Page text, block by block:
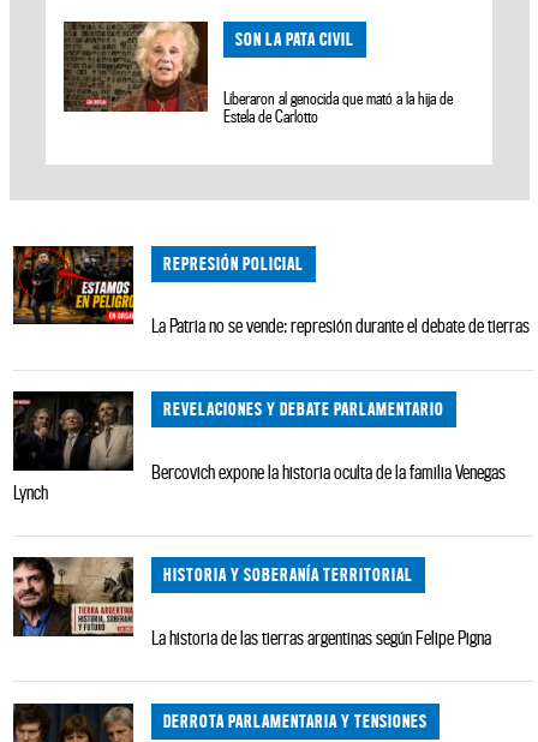
SON LA PATA CIVIL
Liberaron al genocida que mató a la hija de
Estela de Carlotto
REPRESIÓN POLICIAL
La Patria no se vende: represión durante el debate de tierras
REVELACIONES Y DEBATE PARLAMENTARIO
Bercovich expone la historia oculta de la familia Venegas
Lynch
HISTORIA Y SOBERANÍA TERRITORIAL
La historia de las tierras argentinas según Felipe Pigna
DERROTA PARLAMENTARIA Y TENSIONES